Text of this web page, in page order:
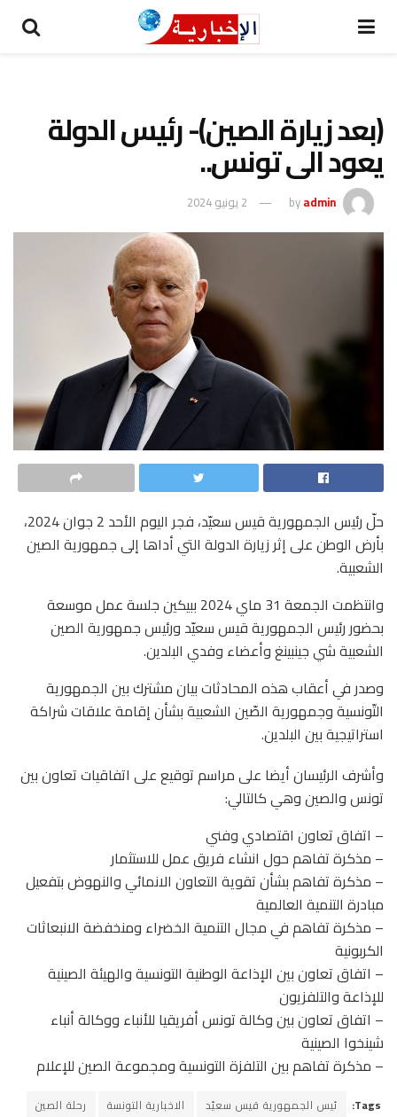
(بعد زيارة الصين)- رئيس الدولة
يعود الى تونس..
byadmin 2 يونيو 2024
حلّ رئيس الجمهورية قيس سعيّد، فجر اليوم الأحد 2 جوان 2024،
بأرض الوطن على إثر زيارة الدولة التي أداها إلى جمهورية الصين
الشعبية.
وانتظمت الجمعة 31 ماي 2024 ببيكين جلسة عمل موسعة
بحضور رئيس الجمهورية قيس سعيّد ورئيس جمهورية الصين
الشعبية شي جينبينغ وأعضاء وفدي البلدين.
وصدر في أعقاب هذه المحادثات بيان مشترك بين الجمهورية
التّونسية وجمهورية الصّين الشعبية بشأن إقامة علاقات شراكة
استراتيجية بين البلدين.
وأشرف الرئيسان أيضا على مراسم توقيع على اتفاقيات تعاون بين
تونس والصين وهي كالتالي:
– اتفاق تعاون اقتصادي وفني
– مذكرة تفاهم حول انشاء فريق عمل للاستثمار
– مذكرة تفاهم بشأن تقوية التعاون الانمائي والنهوض بتفعيل
مبادرة التنمية العالمية
– مذكرة تفاهم في مجال التنمية الخضراء ومنخفضة الانبعاثات
الكربونية
– اتفاق تعاون بين الإذاعة الوطنية التونسية والهيئة الصينية
للإذاعة والتلفزيون
– اتفاق تعاون بين وكالة تونس أفريقيا للأنباء ووكالة أنباء
شينخوا الصينية
– مذكرة تفاهم بين التلفزة التونسية ومجموعة الصين للإعلام
Tags: ئيس الجمهورية قيس سعيّد الاخبارية التونسة رحلة الصين